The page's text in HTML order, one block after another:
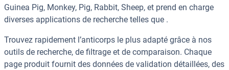
Guinea Pig, Monkey, Pig, Rabbit, Sheep, et prend en charge
diverses applications de recherche telles que .
Trouvez rapidement l’anticorps le plus adapté grâce à nos
outils de recherche, de filtrage et de comparaison. Chaque
page produit fournit des données de validation détaillées, des